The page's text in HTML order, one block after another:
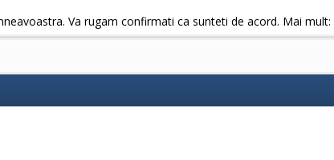
Va rugam confirmati ca sunteti de acord. Mai mult: